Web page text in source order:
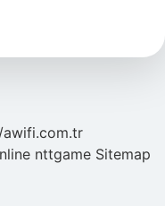
nttgame Sitemap